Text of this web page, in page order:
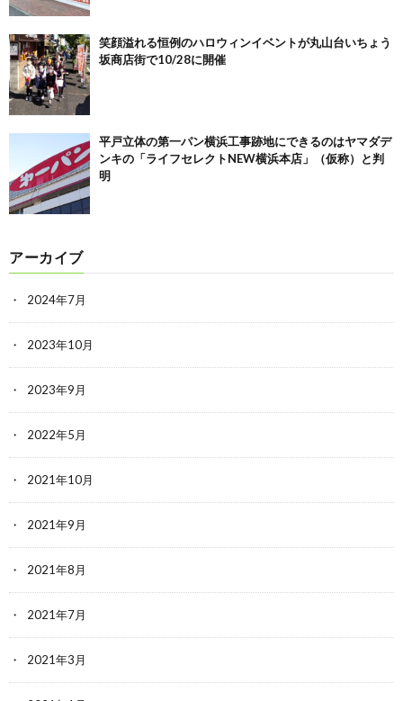
笑顔溢れる恒例のハロウィンイベントが丸山台いちょう
坂商店街で10/28に開催
平戸立体の第一パン横浜工事跡地にできるのはヤマダデ
ンキの「ライフセレクトNEW横浜本店」（仮称）と判
明
アーカイブ
2024年7月
2023年10月
2023年9月
2022年5月
2021年10月
2021年9月
2021年8月
2021年7月
2021年3月